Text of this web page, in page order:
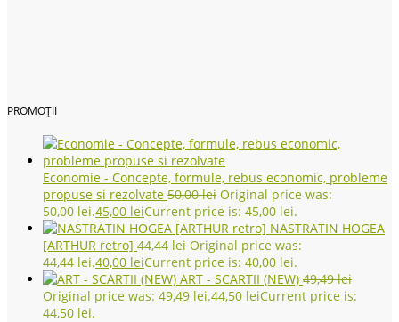
PROMOȚII
Economie - Concepte, formule, rebus economic, probleme
propuse si rezolvate 50,00lei Original price was:
50,00 lei.45,00 leiCurrent price is: 45,00 lei.
NASTRATIN HOGEA
[ARTHUR retro] 44,44lei Original price was:
44,44 lei.40,00 leiCurrent price is: 40,00 lei.
ART - SCARTII (NEW) 49,49lei
Original price was: 49,49 lei.44,50 leiCurrent price is:
44,50 lei.